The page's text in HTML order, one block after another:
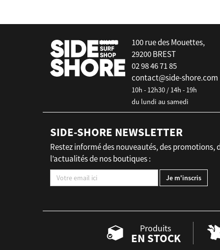
100 rue des Mouettes,
29200 BREST
02 98 46 71 85
contact@side-shore.com
10h - 12h30 / 14h - 19h
du lundi au samedi
SIDE-SHORE NEWSLETTER
Restez informé des nouveautés, des promotions,
l’actualités de nos boutiques :
Produits
EN STOCK